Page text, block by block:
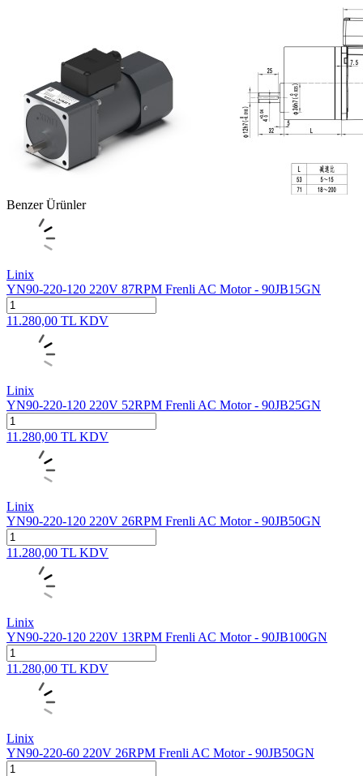
Benzer Ürünler
Linix
YN90-220-120 220V 87RPM Frenli AC Motor - 90JB15GN
11.280,00 TL KDV
Linix
YN90-220-120 220V 52RPM Frenli AC Motor - 90JB25GN
11.280,00 TL KDV
Linix
YN90-220-120 220V 26RPM Frenli AC Motor - 90JB50GN
11.280,00 TL KDV
Linix
YN90-220-120 220V 13RPM Frenli AC Motor - 90JB100GN
11.280,00 TL KDV
Linix
YN90-220-60 220V 26RPM Frenli AC Motor - 90JB50GN